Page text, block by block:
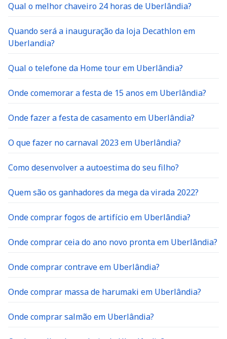
Qual o melhor chaveiro 24 horas de Uberlândia?
Quando será a inauguração da loja Decathlon em
Uberlandia?
Qual o telefone da Home tour em Uberlândia?
Onde comemorar a festa de 15 anos em Uberlândia?
Onde fazer a festa de casamento em Uberlândia?
O que fazer no carnaval 2023 em Uberlândia?
Como desenvolver a autoestima do seu filho?
Quem são os ganhadores da mega da virada 2022?
Onde comprar fogos de artifício em Uberlândia?
Onde comprar ceia do ano novo pronta em Uberlândia?
Onde comprar contrave em Uberlândia?
Onde comprar massa de harumaki em Uberlândia?
Onde comprar salmão em Uberlândia?